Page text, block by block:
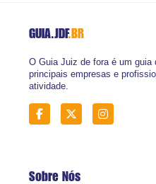
GUIA.JDF.BR
O Guia Juiz de fora é um
principais empresas e
atividade.
Sobre Nós